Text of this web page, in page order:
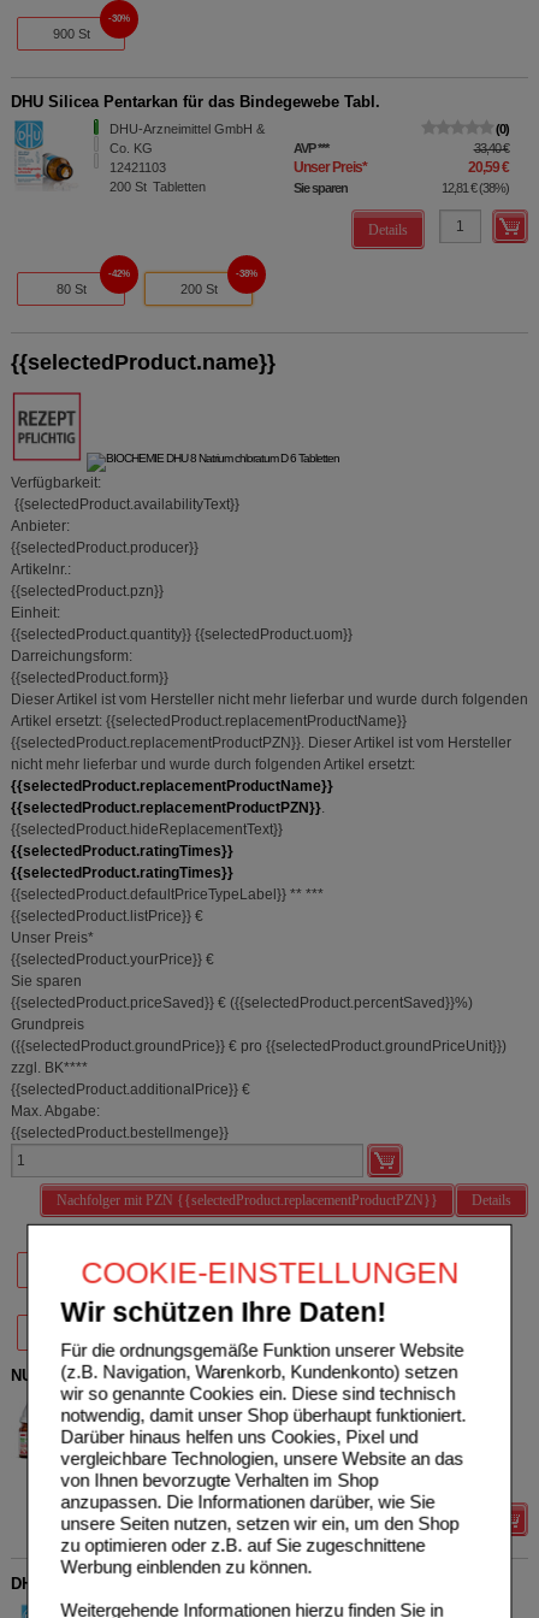
COOKIE-EINSTELLUNGEN
Wir schützen Ihre Daten!
Für die ordnungsgemäße Funktion unserer Website
(z.B. Navigation, Warenkorb, Kundenkonto) setzen
wir so genannte Cookies ein. Diese sind technisch
notwendig, damit unser Shop überhaupt funktioniert.
Darüber hinaus helfen uns Cookies, Pixel und
vergleichbare Technologien, unsere Website an das
von Ihnen bevorzugte Verhalten im Shop
anzupassen. Die Informationen darüber, wie Sie
unsere Seiten nutzen, setzen wir ein, um den Shop
zu optimieren oder z.B. auf Sie zugeschnittene
Werbung einblenden zu können.
Weitergehende Informationen hierzu finden Sie in
900 St
30%
DHU Silicea Pentarkan für das Bindegewebe Tabl.
DHU-Arzneimittel GmbH &
Co. KG
12421103
200 St Tabletten
0
AVP*** 33,40 €
Unser Preis* 20,59 €
Sie sparen 12,81 €(38%)
Details
80 St
42%
200 St
38%
{{selectedProduct.name}}
Verfügbarkeit:
{{selectedProduct.availabilityText}}
Anbieter:
{{selectedProduct.producer}}
Artikelnr.:
{{selectedProduct.pzn}}
Einheit:
{{selectedProduct.quantity}} {{selectedProduct.uom}}
Darreichungsform:
{{selectedProduct.form}}
Dieser Artikel ist vom Hersteller nicht mehr lieferbar und wurde durch folgenden
Artikel ersetzt: {{selectedProduct.replacementProductName}}
{{selectedProduct.replacementProductPZN}}. Dieser Artikel ist vom Hersteller
nicht mehr lieferbar und wurde durch folgenden Artikel ersetzt:
{{selectedProduct.replacementProductName}}
{{selectedProduct.replacementProductPZN}}.
{{selectedProduct.hideReplacementText}}
{{selectedProduct.ratingTimes}}
{{selectedProduct.ratingTimes}}
{{selectedProduct.defaultPriceTypeLabel}} ** ***
{{selectedProduct.listPrice}} €
Unser Preis*
{{selectedProduct.yourPrice}} €
Sie sparen
{{selectedProduct.priceSaved}} € ({{selectedProduct.percentSaved}}%)
Grundpreis
({{selectedProduct.groundPrice}} €pro {{selectedProduct.groundPriceUnit}})
zzgl. BK****
{{selectedProduct.additionalPrice}} €
Max. Abgabe:
{{selectedProduct.bestellmenge}}
Details
Nachfolger mit PZN {{selectedProduct.replacementProductPZN}}
80 St 200 St 420 St
30%
NUX VOMICA D 6 DHU Glob.bei Erkr.d.Verdauungsorg.
DHU-Arzneimittel GmbH &
Co. KG
13699929
10g Globuli
AVP***
Unser Preis*
Sie sparen 5,00 €
Grundpreis
Details
DHU Silicea Pentarkan für das Bindegewebe Tabl.
DHU-Arzneimittel GmbH &